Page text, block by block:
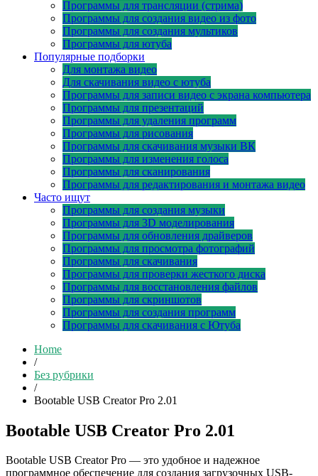
Программы для трансляции (стрима)
Программы для создания видео из фото
Программы для создания мультиков
Программы для ютуба
Популярные подборки
Для монтажа видео
Для скачивания видео с ютуба
Программы для записи видео с экрана компьютера
Программы для презентаций
Программы для удаления программ
Программы для рисования
Программы для скачивания музыки ВК
Программы для изменения голоса
Программы для сканирования
Программы для редактирования и монтажа видео
Часто ищут
Программы для создания музыки
Программы для 3D моделирования
Программы для обновления драйверов
Программы для просмотра фотографий
Программы для скачивания
Программы для проверки жесткого диска
Программы для восстановления файлов
Программы для скриншотов
Программы для создания программ
Программы для скачивания с Ютуба
Home
/
Без рубрики
/
Bootable USB Creator Pro 2.01
Bootable USB Creator Pro 2.01
Bootable USB Creator Pro — это удобное и надежное
программное обеспечение для создания загрузочных USB-